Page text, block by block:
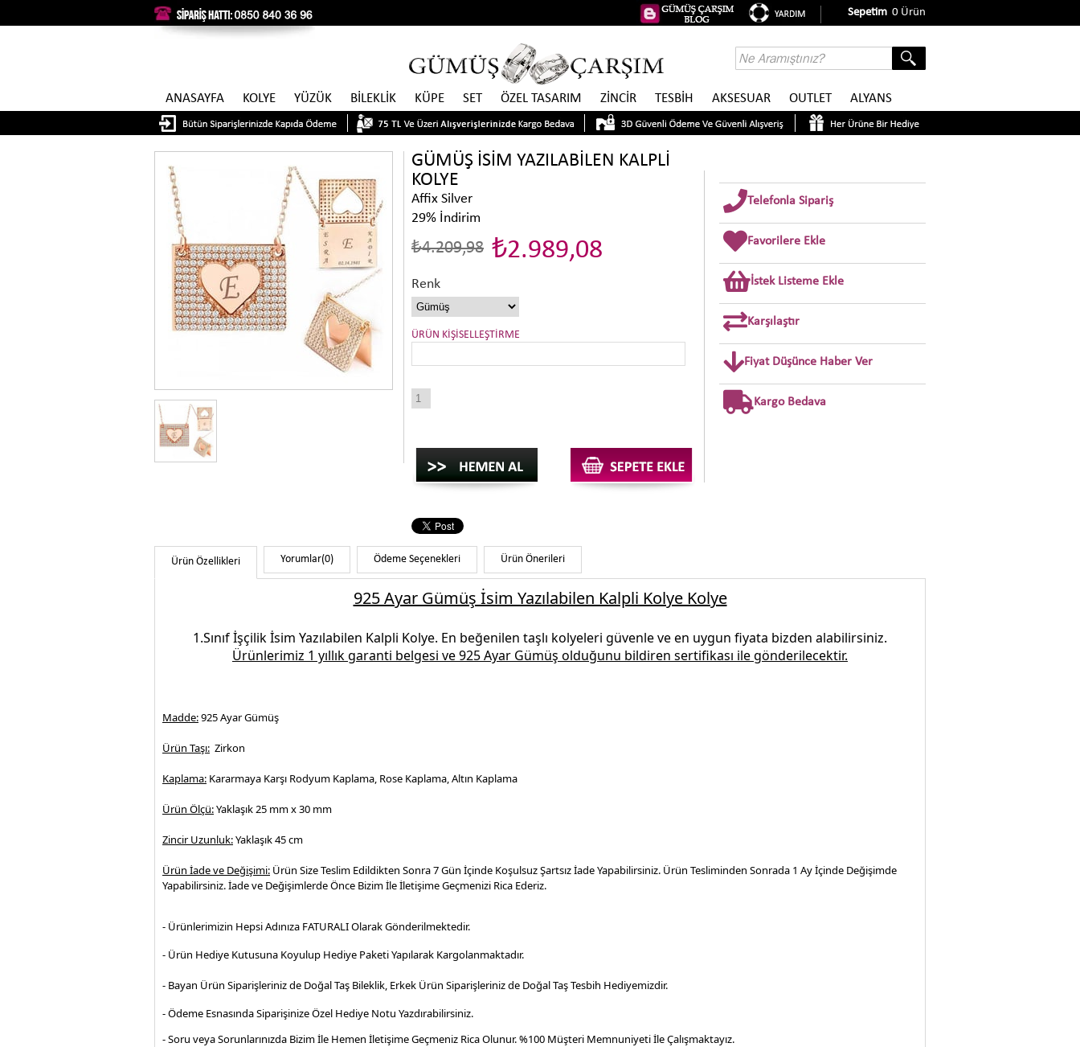
Sepetim 0 Ürün
ANASAYFA KOLYE YÜZÜK BİLEKLİK KÜPE SET ÖZEL TASARIM ZİNCİR TESBİH AKSESUAR OUTLET ALYANS
GÜMÜŞ İSİM YAZILABİLEN KALPLİ
KOLYE
Affix Silver
%
29 İndirim
₺4.209,98 ₺2.989,08
Renk
ÜRÜN KİŞİSELLEŞTİRME
Telefonla Sipariş
Favorilere Ekle
İstek Listeme Ekle
Karşılaştır
Fiyat Düşünce Haber Ver
Kargo Bedava
Ürün Özellikleri Yorumlar(0) Ödeme Seçenekleri Ürün Önerileri
925 Ayar Gümüş İsim Yazılabilen Kalpli Kolye Kolye
1.Sınıf İşçilikİsim Yazılabilen Kalpli Kolye. En beğenilen taşlı kolyeleri güvenle ve en uygun fiyata bizden alabilirsiniz.
Ürünlerimiz 1 yıllık garanti belgesi ve925 Ayar Gümüş olduğunu bildiren sertifikası ile gönderilecektir.
Madde:925 Ayar Gümüş
Ürün Taşı: Zirkon
Kaplama: Kararmaya Karşı Rodyum Kaplama, Rose Kaplama, Altın Kaplama
Ürün Ölçü:Yaklaşık 25 mm x 30 mm
Zincir Uzunluk:Yaklaşık 45 cm
Ürün İade ve Değişimi: Ürün Size Teslim Edildikten Sonra 7 Gün İçinde Koşulsuz Şartsız İade Yapabilirsiniz. Ürün Tesliminden Sonrada 1 Ay İçinde Değişimde
Yapabilirsiniz. İade ve Değişimlerde Önce Bizim İle İletişime Geçmenizi Rica Ederiz.
- Ürünlerimizin Hepsi Adınıza FATURALI Olarak Gönderilmektedir.
- Ürün Hediye Kutusuna Koyulup Hediye Paketi Yapılarak Kargolanmaktadır.
- Bayan Ürün Siparişleriniz de Doğal Taş Bileklik, Erkek Ürün Siparişleriniz de Doğal Taş Tesbih Hediyemizdir.
- Ödeme Esnasında Siparişinize Özel Hediye Notu Yazdırabilirsiniz.
- Soru veya Sorunlarınızda Bizim İle Hemen İletişime Geçmeniz Rica Olunur. %100 Müşteri Memnuniyeti İle Çalışmaktayız.